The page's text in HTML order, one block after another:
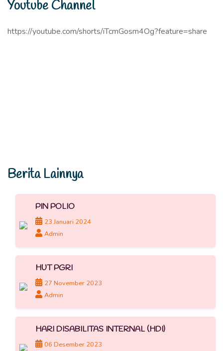
Youtube Channel
https://youtube.com/shorts/iTcmGosm4Og?feature=share
Berita Lainnya
PIN POLIO
23 Januari 2024
Admin
HUT PGRI
27 November 2023
Admin
HARI DISABILITAS INTERNAL (HDI)
06 Desember 2023